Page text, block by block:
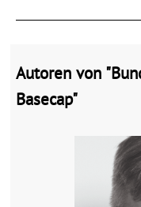
Autoren von
Basecap"